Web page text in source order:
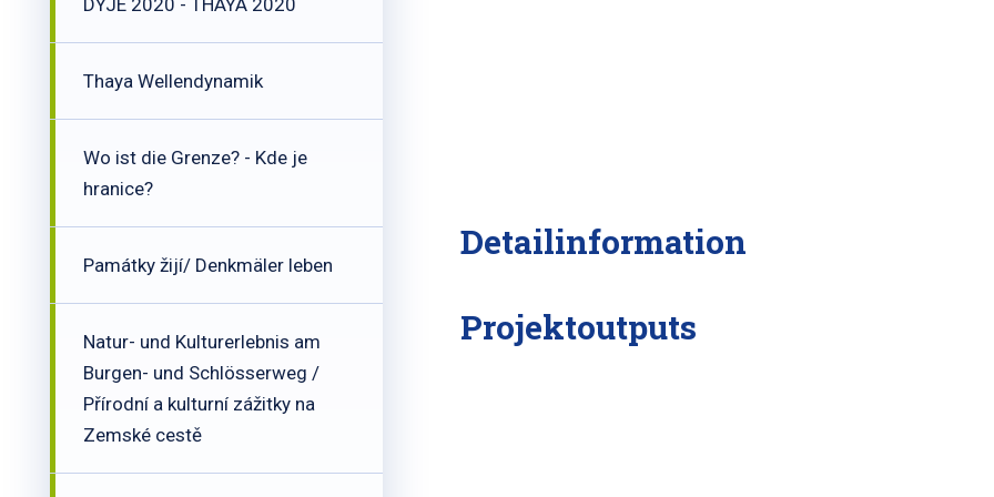
DYJE 2020 - THAYA 2020
Thaya Wellendynamik
Wo ist die Grenze? - Kde je
hranice?
Památky žijí/ Denkmäler leben
Natur- und Kulturerlebnis am
Burgen- und Schlösserweg /
Přírodní a kulturní zážitky na
Zemské cestě
Detailinformation
Projektoutputs